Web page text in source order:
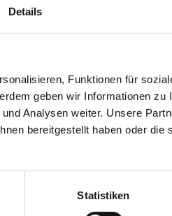
Details
Funktionen für
geben wir Informationen zu
Analysen weiter. Unsere
bereitgestellt haben oder die
Statistiken